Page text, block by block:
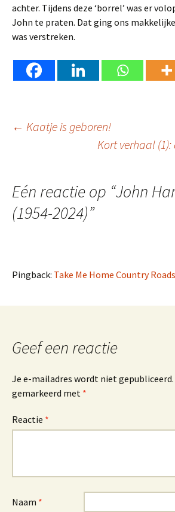
achter. Tijdens deze ‘borrel’ was er
John te praten. Dat ging ons
was verstreken.
← Kaatje is geboren!
Kort verhaal
Eén reactie op “John
(1954-2024)”
Pingback: Take Me Home Country
Geef een reactie
Je e-mailadres wordt niet gepubliceerd.
gemarkeerd met *
Reactie *
Naam *